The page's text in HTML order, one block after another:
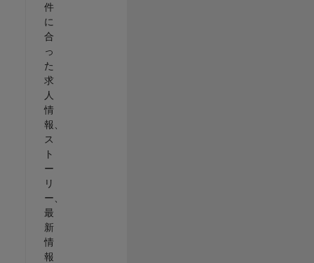
件
に
合
っ
た
求
人
情
報、
ス
ト
ー
リ
ー、
最
新
情
報